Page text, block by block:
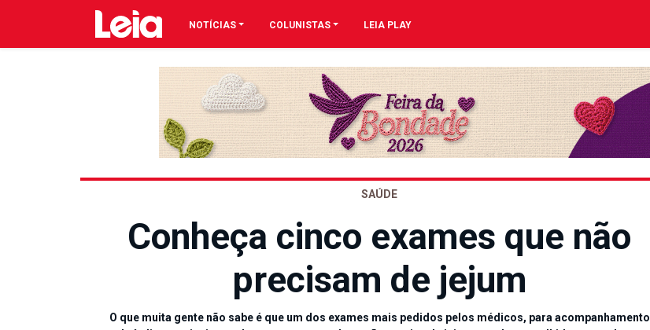
NOTÍCIAS COLUNISTAS LEIA PLAY
SAÚDE
Conheça cinco exames que não
precisam de jejum
O que muita gente não sabe é que um dos exames mais pedidos pelos médicos, para acompanhamento